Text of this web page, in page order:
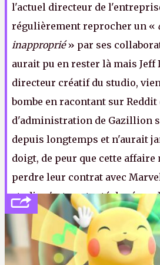
l'actuel directeur de
régulièrement reprocher un «
inapproprié» par ses
aurait pu en rester là mais Jeff
directeur créatif du studio,
bombe en racontant sur
d'administration de Gazillion
depuis longtemps et n'aurait
doigt, de peur que cette affaire
perdre leur contrat avec
studio s'est contenté de
communiqué qui affirme
jamais été remonté en interne.
vais avoir une grosse news à